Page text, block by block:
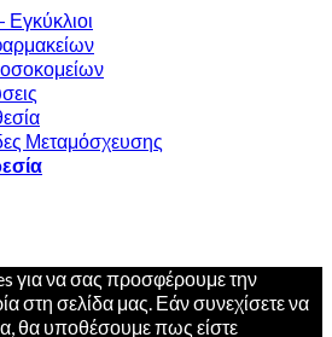
Μεταμόσχευσης
για να σας προσφέρουμε την
στη σελίδα μας. Εάν συνεχίσετε να
θα υποθέσουμε πως είστε